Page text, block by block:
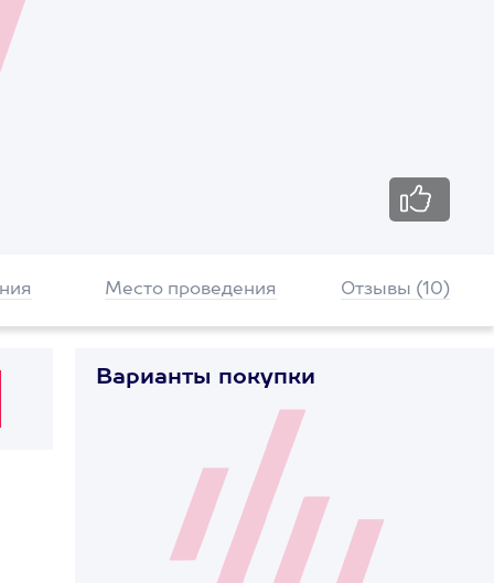
Место проведения Отзывы (10)
Варианты покупки